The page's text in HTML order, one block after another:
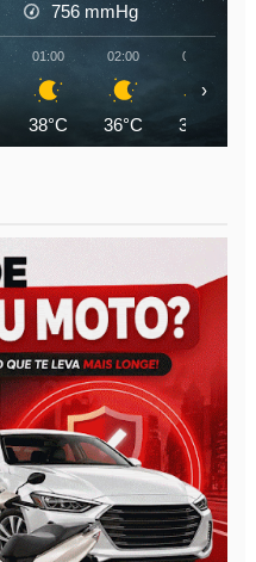
756 mmHg
01:00
38°C
02:00
36°C
03:00
35°C
›